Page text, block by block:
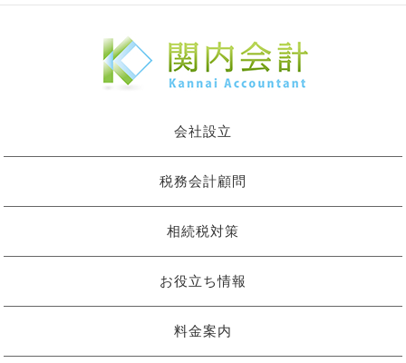
会社設立
税務会計顧問
相続税対策
お役立ち情報
料金案内